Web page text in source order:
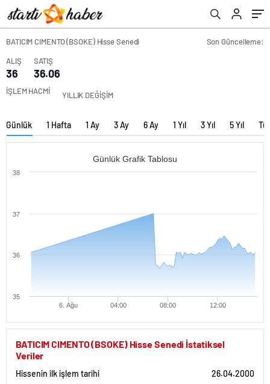
BATICIM CIMENTO (BSOKE) Hisse Senedi
Son Güncelleme:
ALIŞ
36
SATIŞ
36.06
İŞLEM HACMİ YILLIK DEĞİŞİM
Günlük 1 Hafta 1 Ay 3 Ay 6 Ay 1 Yıl 3 Yıl 5 Yıl
Günlük Grafik Tablosu
6. Ağu 04:00 08:00 12:00
35
36
37
38
BATICIM CIMENTO (BSOKE) Hisse Senedi İstatiksel
Veriler
Hissenin ilk işlem tarihi 26.04.2000